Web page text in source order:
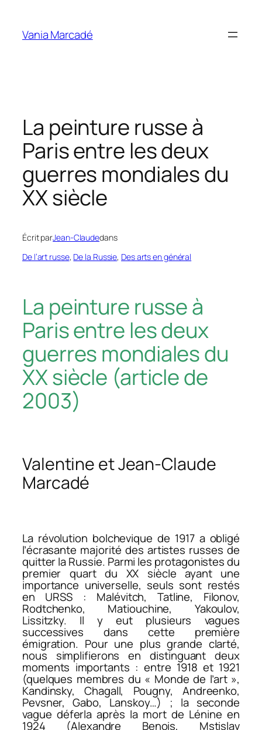
contenu
Vania Marcadé
La peinture russe à
Paris entre les deux
guerres mondiales du
XX siècle
Écrit parJean-Claudedans
De l’art russe, De la Russie, Des arts en général
La peinture russe à
Paris entre les deux
guerres mondiales du
XX siècle (article de
2003)
Valentine et Jean-Claude
Marcadé
La révolution bolchevique de 1917 a obligé
l’écrasante majorité des artistes russes de
quitter la Russie. Parmi les protagonistes du
premier quart du XX siècle ayant une
importance universelle, seuls sont restés
en URSS : Malévitch, Tatline, Filonov,
Rodtchenko, Matiouchine, Yakoulov,
Lissitzky. Il y eut plusieurs vagues
successives dans cette première
émigration. Pour une plus grande clarté,
nous simplifierons en distinguant deux
moments importants : entre 1918 et 1921
(quelques membres du « Monde de l’art »,
Kandinsky, Chagall, Pougny, Andreenko,
Pevsner, Gabo, Lanskoy…) ; la seconde
vague déferla après la mort de Lénine en
1924 (Alexandre Benois, Mstislav